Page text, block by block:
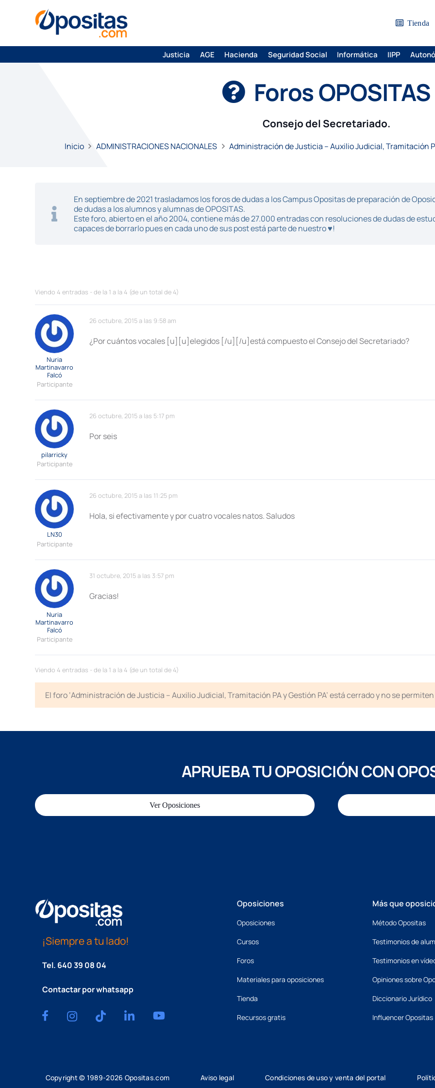
Tienda
Justicia AGE Hacienda Seguridad Social Informática IIPP
Foros OPOSITAS
Consejo del Secretariado.
Inicio ADMINISTRACIONES NACIONALES Administración de Justicia – Auxilio Judicial, Tramitación
En septiembre de 2021 trasladamos los foros de dudas a los Campus Opositas de preparación de
de dudas a los alumnos y alumnas de OPOSITAS.
Este foro, abierto en el año 2004, contiene más de 27.000 entradas con resoluciones de dudas de
capaces de borrarlo pues en cada uno de sus post está parte de nuestro ♥!
Viendo 4 entradas - de la 1 a la 4 (de un total de 4)
26 octubre, 2015 a las 9:58 am
Nuria
Martinavarro
Falcó
Participante
¿Por cuántos vocales [u][u]elegidos [/u][/u]está compuesto el Consejo del Secretariado?
26 octubre, 2015 a las 5:17 pm
pilarricky
Participante
Por seis
26 octubre, 2015 a las 11:25 pm
LN30
Participante
Hola, si efectivamente y por cuatro vocales natos. Saludos
31 octubre, 2015 a las 3:57 pm
Nuria
Martinavarro
Falcó
Participante
Gracias!
Viendo 4 entradas - de la 1 a la 4 (de un total de 4)
El foro ‘Administración de Justicia – Auxilio Judicial, Tramitación PA y Gestión PA’ está cerrado y no se
APRUEBA TU OPOSICIÓN CON
Ver Oposiciones
¡Siempre a tu lado!
Tel. 640 39 08 04
Contactar por whatsapp
Oposiciones
Oposiciones
Cursos
Foros
Materiales para oposiciones
Tienda
Recursos gratis
Más que
Método Opositas
Testimonios de
Testimonios en
Opiniones sobre
Diccionario Jurídico
Influencer Opositas
Copyright © 1989-2026 Opositas.com Aviso legal Condiciones de uso y venta del portal